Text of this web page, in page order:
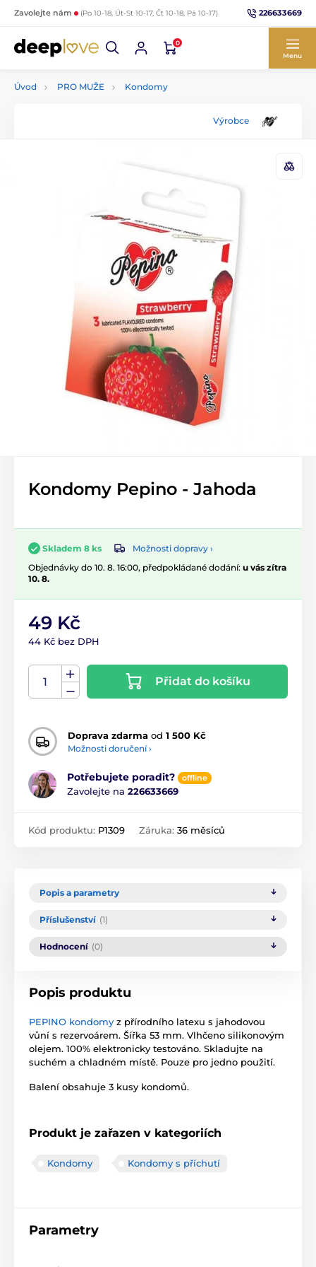
Zavolejte nám (Po 10-18, Út-St 10-17, Čt 10-18, Pá 10-17) 226633669
0
Menu
Úvod PRO MUŽE Kondomy
Výrobce
Kondomy Pepino - Jahoda
Skladem 8 ks
Možnosti dopravy ›
Objednávky do 10. 8. 16:00, předpokládané dodání: u vás zítra
10. 8.
49 Kč
44 Kč bez DPH
Přidat do košíku
Doprava zdarma od 1 500 Kč
Možnosti doručení ›
Potřebujete poradit? offline
Zavolejte na 226633669
Kód produktu: P1309 Záruka: 36 měsíců
Popis a parametry
Příslušenství (1)
Hodnocení (0)
Popis produktu
PEPINO kondomy z přírodního latexu s jahodovou
vůní s rezervoárem. Šířka 53 mm. Vlhčeno silikonovým
olejem. 100% elektronicky testováno. Skladujte na
suchém a chladném místě. Pouze pro jedno použití.
Balení obsahuje 3 kusy kondomů.
Produkt je zařazen v kategoriích
Kondomy Kondomy s příchutí
Parametry